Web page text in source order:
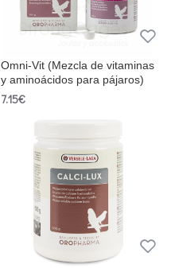
Omni-Vit (Mezcla de vitaminas
y aminoácidos para pájaros)
7.15€